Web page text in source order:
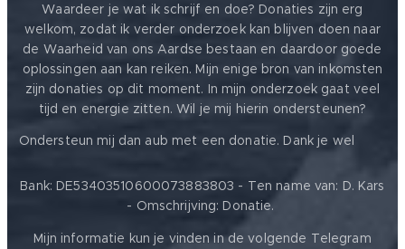
Waardeer je wat ik schrijf en doe? Donaties zijn erg
welkom, zodat ik verder onderzoek kan blijven doen naar
de Waarheid van ons Aardse bestaan en daardoor goede
oplossingen aan kan reiken. Mijn enige bron van inkomsten
zijn donaties op dit moment. In mijn onderzoek gaat veel
tijd en energie zitten. Wil je mij hierin ondersteunen?
Ondersteun mij dan aub met een donatie. Dank je wel
Bank: DE53403510600073883803 - Ten name van: D. Kars
- Omschrijving: Donatie.
Mijn informatie kun je vinden in de volgende Telegram